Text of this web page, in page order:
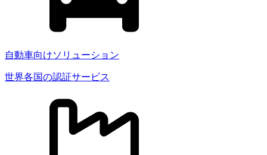
自動車向けソリューション
世界各国の認証サービス